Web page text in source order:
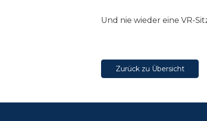
Und nie wieder eine VR-
Zurück zu Übersicht